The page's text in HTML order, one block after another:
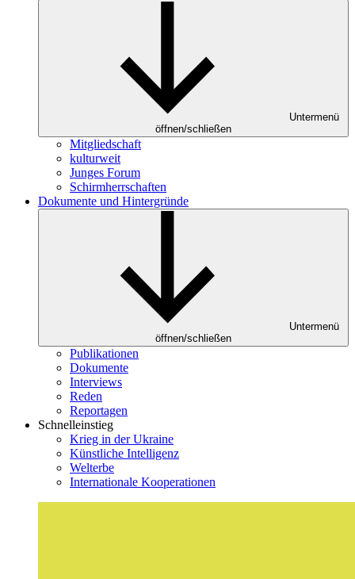
Untermenü
öffnen/schließen
Mitgliedschaft
kulturweit
Junges Forum
Schirmherrschaften
Dokumente und Hintergründe
Untermenü
öffnen/schließen
Publikationen
Dokumente
Interviews
Reden
Reportagen
Schnelleinstieg
Krieg in der Ukraine
Künstliche Intelligenz
Welterbe
Internationale Kooperationen